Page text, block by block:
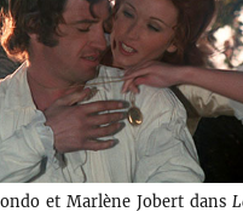
et Marlène Jobert dans